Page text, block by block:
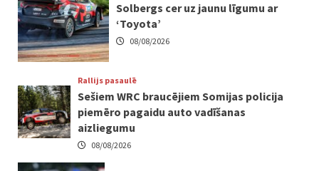
Solbergs cer uz jaunu līgumu ar
‘Toyota’
08/08/2026
Rallijs pasaulē
Sešiem WRC braucējiem Somijas policija
piemēro pagaidu auto vadīšanas
aizliegumu
08/08/2026